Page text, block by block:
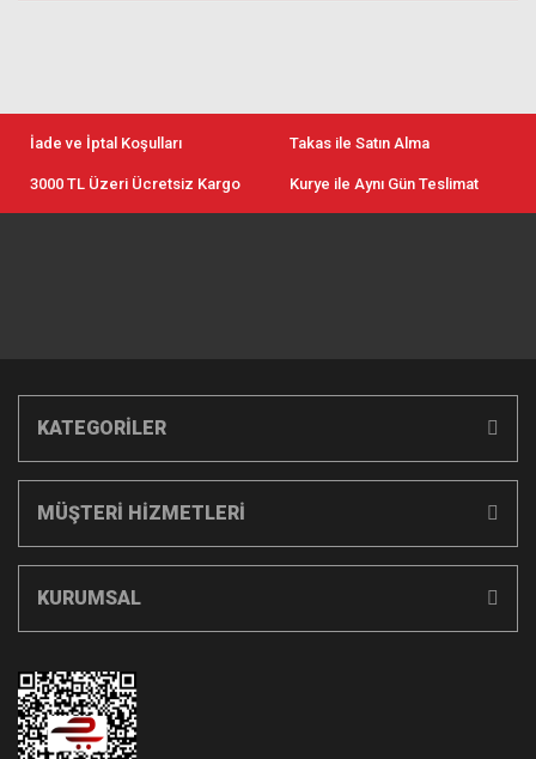
İade ve İptal Koşulları Takas ile Satın Alma
3000 TL Üzeri Ücretsiz Kargo Kurye ile Aynı Gün Teslimat
KATEGORİLER
MÜŞTERİ HİZMETLERİ
KURUMSAL